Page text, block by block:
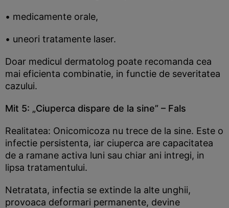
• medicamente orale,
• uneori tratamente laser.
Doar medicul dermatolog poate recomanda cea
mai eficienta combinatie, in functie de severitatea
cazului.
Mit 5: „Ciuperca dispare de la sine” – Fals
Realitatea: Onicomicoza nu trece de la sine. Este o
infectie persistenta, iar ciuperca are capacitatea
de a ramane activa luni sau chiar ani intregi, in
lipsa tratamentului.
Netratata, infectia se extinde la alte unghii,
provoaca deformari permanente, devine